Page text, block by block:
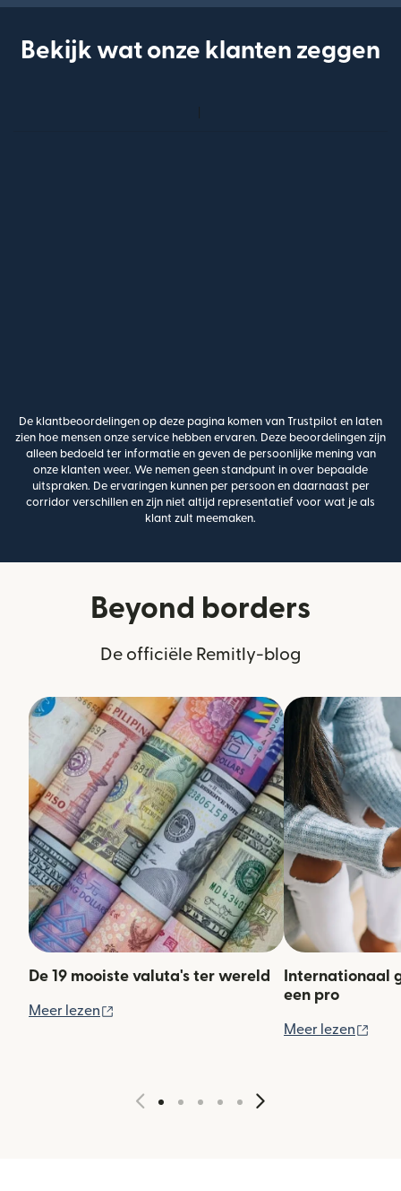
Bekijk wat onze klanten zeggen
De klantbeoordelingen op deze pagina komen van Trustpilot en laten
zien hoe mensen onze service hebben ervaren. Deze beoordelingen zijn
alleen bedoeld ter informatie en geven de persoonlijke mening van
onze klanten weer. We nemen geen standpunt in over bepaalde
uitspraken. De ervaringen kunnen per persoon en daarnaast per
corridor verschillen en zijn niet altijd representatief voor wat je als
klant zult meemaken.
Beyond borders
De officiële Remitly-blog
De 19 mooiste valuta's ter wereld
Meer lezen
Internationaal
een pro
Meer lezen